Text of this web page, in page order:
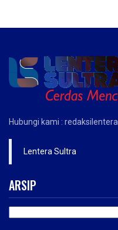
Hubungi kami :
Lentera Sultra
ARSIP